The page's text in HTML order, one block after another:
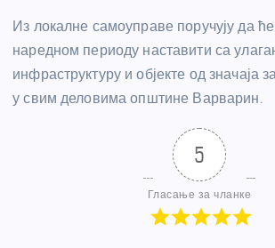
Из локалне самоуправе поручују да
наредном периоду наставити са
инфраструктуру и објекте од значаја
у свим деловима општине Варварин.
5
Гласање за чланке